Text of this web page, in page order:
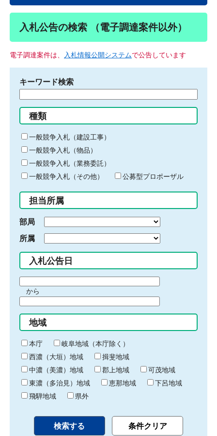
入札公告の検索 （電子調達案件以外）
電子調達案件は、 入札情報公開システムで公告しています
キーワード検索
る
キ
ー
ワ
ー
ド
入
力
種類
一般競争入札（建設工事）
一般競争入札（物品）
一般競争入札（業務委託）
一般競争入札（その他）
公募型プロポーザル
担当所属
部局
所属
入札公告日
間
始
り
から
間
終
わ
り
地域
本庁
岐阜地域（本庁除く）
西濃（大垣）地域
揖斐地域
中濃（美濃）地域
郡上地域
可茂地域
東濃（多治見）地域
恵那地域
下呂地域
飛騨地域
県外